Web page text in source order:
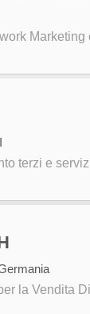
Marketing
terzi e
la Vendita